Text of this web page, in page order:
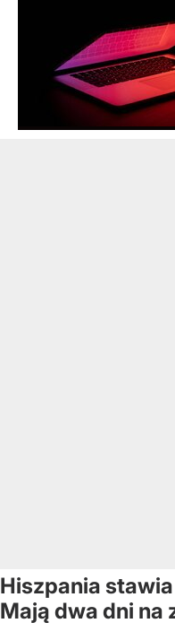
Hiszpania
Mają dwa dni na